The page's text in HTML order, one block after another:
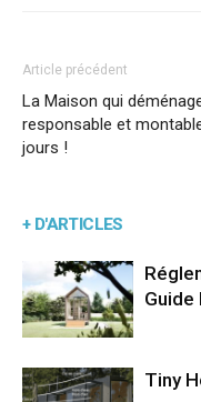
Article précédent
La Maison qui
responsable et
jours !
+ D'ARTICLES
Tiny